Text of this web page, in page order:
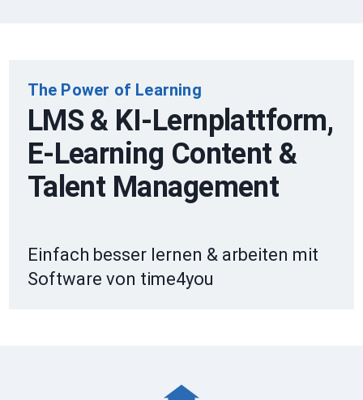
The Power of Learning
LMS & KI-Lernplattform,
E-Learning Content &
Talent Management
Einfach besser lernen & arbeiten mit
Software von time4you